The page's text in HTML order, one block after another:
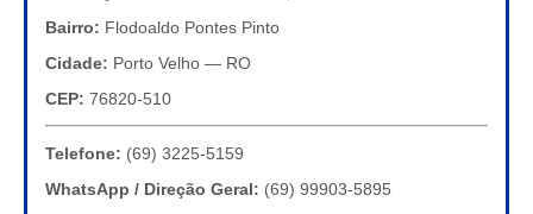
Bairro: Flodoaldo Pontes Pinto
Cidade: Porto Velho — RO
CEP: 76820-510
Telefone: (69) 3225-5159
WhatsApp / Direção Geral: (69) 99903-5895